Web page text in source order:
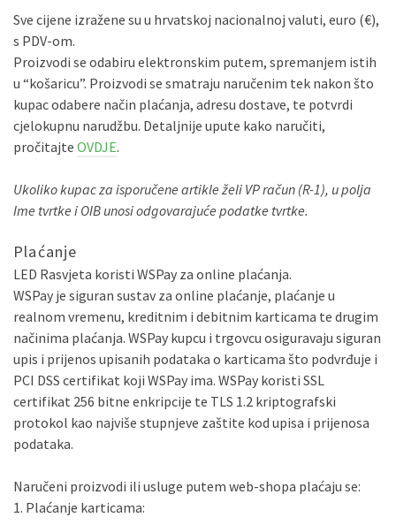
Sve cijene izražene su u hrvatskoj nacionalnoj valuti, euro (€),
s PDV-om.
Proizvodi se odabiru elektronskim putem, spremanjem istih
u “košaricu”. Proizvodi se smatraju naručenim tek nakon što
kupac odabere način plaćanja, adresu dostave, te potvrdi
cjelokupnu narudžbu. Detaljnije upute kako naručiti,
pročitajte OVDJE.
Ukoliko kupac za isporučene artikle želi VP račun (R-1), u polja
Ime tvrtke i OIB unosi odgovarajuće podatke tvrtke.
Plaćanje
LED Rasvjeta koristi WSPay za online plaćanja.
WSPay je siguran sustav za online plaćanje, plaćanje u
realnom vremenu, kreditnim i debitnim karticama te drugim
načinima plaćanja. WSPay kupcu i trgovcu osiguravaju siguran
upis i prijenos upisanih podataka o karticama što podvrđuje i
PCI DSS certifikat koji WSPay ima. WSPay koristi SSL
certifikat 256 bitne enkripcije te TLS 1.2 kriptografski
protokol kao najviše stupnjeve zaštite kod upisa i prijenosa
podataka.
Naručeni proizvodi ili usluge putem web-shopa plaćaju se:
1. Plaćanje karticama: